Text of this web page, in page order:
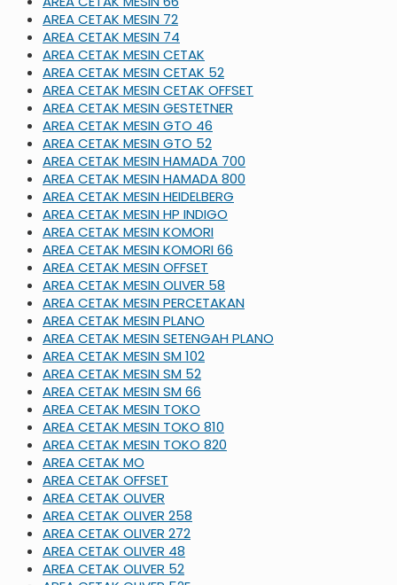
AREA CETAK MESIN 72
AREA CETAK MESIN 74
AREA CETAK MESIN CETAK
AREA CETAK MESIN CETAK 52
AREA CETAK MESIN CETAK OFFSET
AREA CETAK MESIN GESTETNER
AREA CETAK MESIN GTO 46
AREA CETAK MESIN GTO 52
AREA CETAK MESIN HAMADA 700
AREA CETAK MESIN HAMADA 800
AREA CETAK MESIN HEIDELBERG
AREA CETAK MESIN HP INDIGO
AREA CETAK MESIN KOMORI
AREA CETAK MESIN KOMORI 66
AREA CETAK MESIN OFFSET
AREA CETAK MESIN OLIVER 58
AREA CETAK MESIN PERCETAKAN
AREA CETAK MESIN PLANO
AREA CETAK MESIN SETENGAH PLANO
AREA CETAK MESIN SM 102
AREA CETAK MESIN SM 52
AREA CETAK MESIN SM 66
AREA CETAK MESIN TOKO
AREA CETAK MESIN TOKO 810
AREA CETAK MESIN TOKO 820
AREA CETAK MO
AREA CETAK OFFSET
AREA CETAK OLIVER
AREA CETAK OLIVER 258
AREA CETAK OLIVER 272
AREA CETAK OLIVER 48
AREA CETAK OLIVER 52